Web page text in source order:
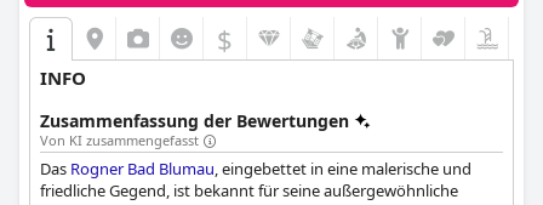
$
INFO
Zusammenfassung der Bewertungen
Von KI zusammengefasst
Das Rogner Bad Blumau, eingebettet in eine malerische und
friedliche Gegend, ist bekannt für seine außergewöhnliche